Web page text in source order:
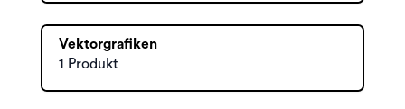
Vektorgrafiken
1 Produkt